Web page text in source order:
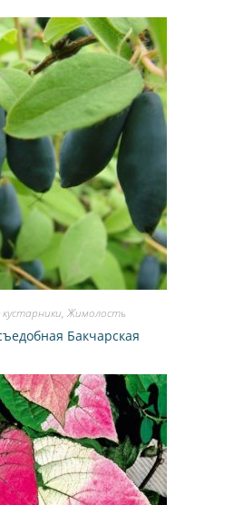
, Жимолость
Бакчарская